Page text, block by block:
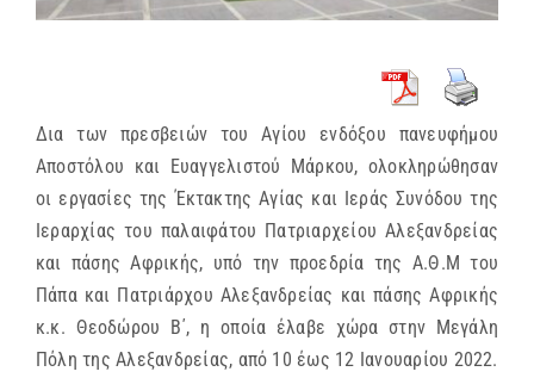
Δια των πρεσβειών του Αγίου ενδόξου πανευφήμου
Αποστόλου και Ευαγγελιστού Μάρκου, ολοκληρώθησαν
οι εργασίες της Έκτακτης Αγίας και Ιεράς Συνόδου της
Ιεραρχίας του παλαιφάτου Πατριαρχείου Αλεξανδρείας
και πάσης Αφρικής, υπό την προεδρία της Α.Θ.Μ του
Πάπα και Πατριάρχου Αλεξανδρείας και πάσης Αφρικής
κ.κ. Θεοδώρου Β΄, η οποία έλαβε χώρα στην Μεγάλη
Πόλη της Αλεξανδρείας, από 10 έως 12 Ιανουαρίου 2022.